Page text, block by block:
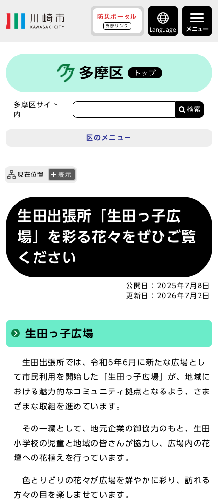
防災ポータル
外部リンク
Language メニュー
多摩区 トップ
多摩区サイト
内
検索
区のメニュー
現在位置 表示
生田出張所「生田っ子広
場」を彩る花々をぜひご覧
ください
公開日：
2025年7月8日
更新日：
2026年7月2日
生田っ子広場
生田出張所では、令和6年6月に新たな広場とし
て市民利用を開始した「生田っ子広場」が、地域に
おける魅力的なコミュニティ拠点となるよう、さま
ざまな取組を進めています。
その一環として、地元企業の御協力のもと、生田
小学校の児童と地域の皆さんが協力し、広場内の花
壇への花植えを行っています。
色とりどりの花々が広場を鮮やかに彩り、訪れる
方々の目を楽しませています。